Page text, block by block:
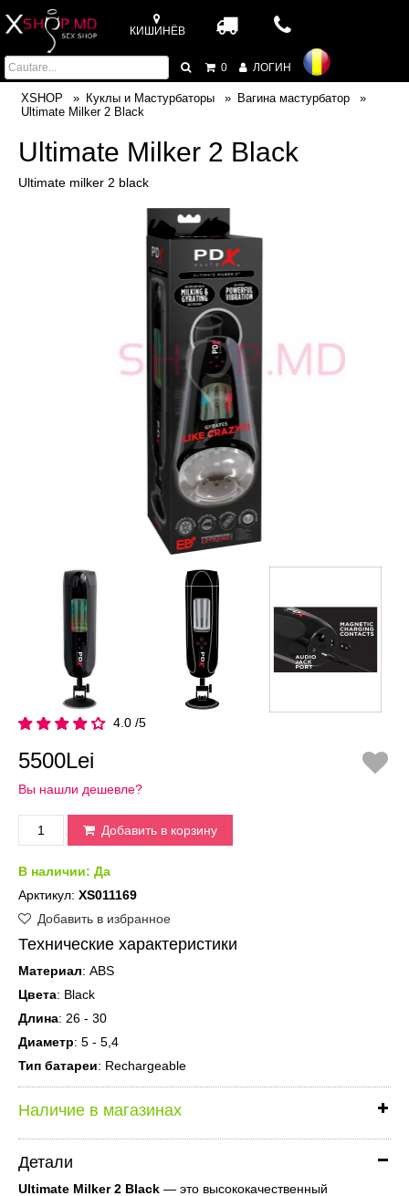
КИШИНЁВ
0 ЛОГИН
XSHOP Куклы и Мастурбаторы
Вагина мастурбатор
Ultimate Milker 2 Black
Ultimate Milker 2 Black
Ultimate milker 2 black
4.0 /5
5500Lei
Вы нашли дешевле?
Добавить в корзину
В наличии: Да
Арктикул: XS011169
Добавить в избранное
Технические характеристики
Материал: ABS
Цвета: Black
Длина: 26 - 30
Диаметр: 5 - 5,4
Тип батареи: Rechargeable
Наличие в магазинах
Детали
Ultimate Milker 2 Black — это высококачественный